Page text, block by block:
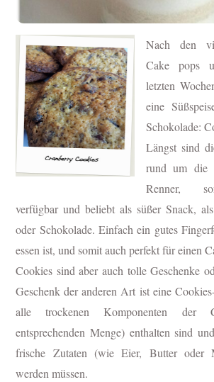
Nach den
Cake pops
letzten
eine
Schokolade:
Längst sind
rund um die
Renner,
verfügbar und beliebt als süßer Snack,
oder Schokolade. Einfach ein gutes
essen ist, und somit auch perfekt für einen
Cookies sind aber auch tolle Geschenke
Geschenk der anderen Art ist eine
alle trockenen Komponenten der
entsprechenden Menge) enthalten sind
frische Zutaten (wie Eier, Butter oder
werden müssen.